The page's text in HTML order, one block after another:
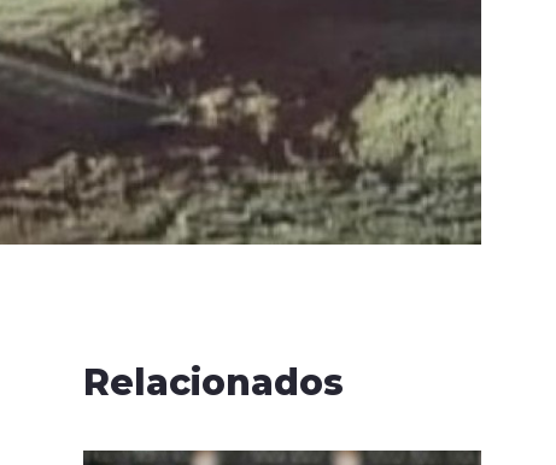
Relacionados